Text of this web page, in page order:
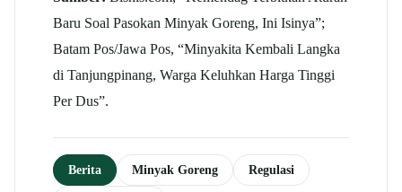
Baru Soal Pasokan Minyak Goreng, Ini Isinya”;
Batam Pos/Jawa Pos, “Minyakita Kembali Langka
di Tanjungpinang, Warga Keluhkan Harga Tinggi
Per Dus”.
Berita Minyak Goreng Regulasi